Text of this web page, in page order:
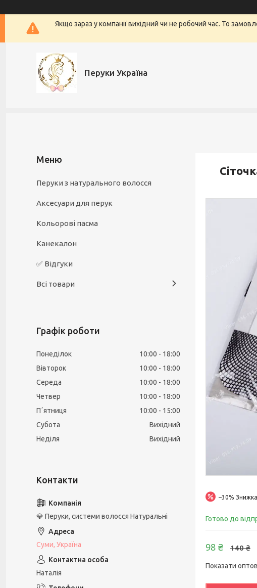
Якщо зараз у компанії вихідний чи не робочий час. То
Перуки Україна
–30%
Готово до
140 ₴
98 ₴
Показати
Перуки з натурального волосся
Аксесуари для перук
Кольорові пасма
Канекалон
✅ Відгуки
Всі товари
Графік роботи
Понеділок 10:00
18:00
Вівторок
10:00
18:00
Середа
10:00
18:00
Четвер
10:00
18:00
Пʼятниця
10:00
15:00
Субота
Вихідний
Неділя
Вихідний
💎 Перуки, системи волосся Натуральні
Суми, Україна
Наталія